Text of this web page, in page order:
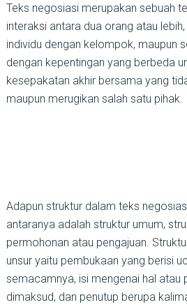
Teks negosiasi merupakan sebuah
interaksi antara dua orang atau
individu dengan kelompok, maupun
dengan kepentingan yang berbeda
kesepakatan akhir bersama yang
maupun merugikan salah satu pihak.
Adapun struktur dalam teks
antaranya adalah struktur umum,
permohonan atau pengajuan.
unsur yaitu pembukaan yang berisi
semacamnya, isi mengenai hal atau
dimaksud, dan penutup berupa